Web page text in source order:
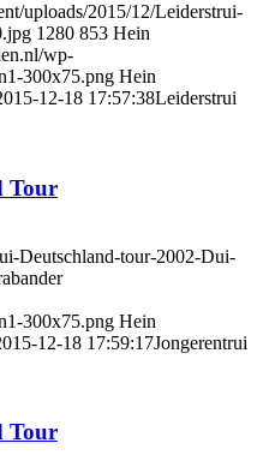
uploads/2015/12/Leiderstrui-
1280 853 Hein
wp-
300x75.png Hein
12-18 17:57:38Leiderstrui
Tour
Deutschland-tour-2002-Dui-
300x75.png Hein
12-18 17:59:17Jongerentrui
Tour